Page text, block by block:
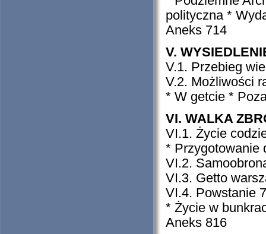
polityczna *
Aneks 714
V.
V.1. Przebieg
V.2. Możliwości
* W getcie *
VI. WALKA
VI.1. Życie
* Przygotowanie
VI.2.
VI.3. Getto
VI.4. Powstanie
* Życie w
Aneks 816